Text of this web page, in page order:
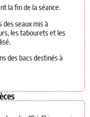
la fin de la séance.
seaux mis à
les tabourets et les
des bacs destinés à